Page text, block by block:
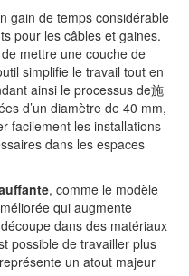
gain de temps considérable
pour les câbles et gaines.
mettre une couche de
simplifie le travail tout en
ainsi le processus de施
d’un diamètre de 40 mm,
facilement les installations
dans les espaces
, comme le modèle
qui augmente
dans des matériaux
possible de travailler plus
un atout majeur